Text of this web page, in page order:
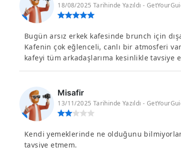
18/08/2025 Tarihinde Yazıldı -
Bugün arsız erkek kafesinde brunch için
Kafenin çok eğlenceli, canlı bir atmosferi
kafeyi tüm arkadaşlarıma kesinlikle tavsiye
Misafir
13/11/2025 Tarihinde Yazıldı -
Kendi yemeklerinde ne olduğunu
tavsiye etmem.